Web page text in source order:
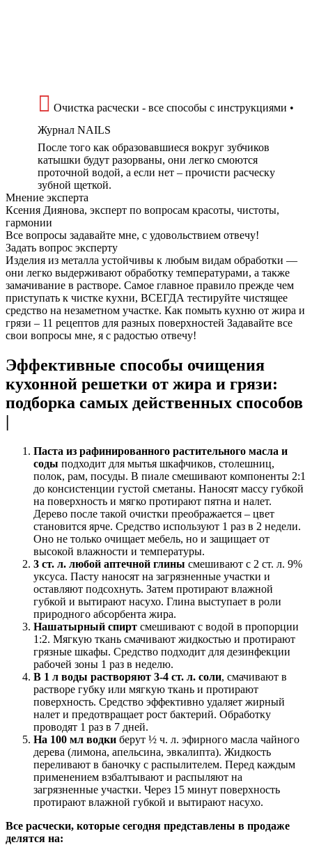
Очистка расчески - все способы с инструкциями •
Журнал NAILS
После того как образовавшиеся вокруг зубчиков
катышки будут разорваны, они легко смоются
проточной водой, а если нет – прочисти расческу
зубной щеткой.
Мнение эксперта
Ксения Диянова, эксперт по вопросам красоты, чистоты,
гармонии
Все вопросы задавайте мне, с удовольствием отвечу!
Задать вопрос эксперту
Изделия из металла устойчивы к любым видам обработки —
они легко выдерживают обработку температурами, а также
замачивание в растворе. Самое главное правило прежде чем
приступать к чистке кухни, ВСЕГДА тестируйте чистящее
средство на незаметном участке. Как помыть кухню от жира и
грязи – 11 рецептов для разных поверхностей Задавайте все
свои вопросы мне, я с радостью отвечу!
Эффективные способы очищения
кухонной решетки от жира и грязи:
подборка самых действенных способов
|
Паста из рафинированного растительного масла и
соды подходит для мытья шкафчиков, столешниц,
полок, рам, посуды. В пиале смешивают компоненты 2:1
до консистенции густой сметаны. Наносят массу губкой
на поверхность и мягко протирают пятна и налет.
Дерево после такой очистки преображается – цвет
становится ярче. Средство используют 1 раз в 2 недели.
Оно не только очищает мебель, но и защищает от
высокой влажности и температуры.
3 ст. л. любой аптечной глины смешивают с 2 ст. л. 9%
уксуса. Пасту наносят на загрязненные участки и
оставляют подсохнуть. Затем протирают влажной
губкой и вытирают насухо. Глина выступает в роли
природного абсорбента жира.
Нашатырный спирт смешивают с водой в пропорции
1:2. Мягкую ткань смачивают жидкостью и протирают
грязные шкафы. Средство подходит для дезинфекции
рабочей зоны 1 раз в неделю.
В 1 л воды растворяют 3-4 ст. л. соли, смачивают в
растворе губку или мягкую ткань и протирают
поверхность. Средство эффективно удаляет жирный
налет и предотвращает рост бактерий. Обработку
проводят 1 раз в 7 дней.
На 100 мл водки берут ½ ч. л. эфирного масла чайного
дерева (лимона, апельсина, эвкалипта). Жидкость
переливают в баночку с распылителем. Перед каждым
применением взбалтывают и распыляют на
загрязненные участки. Через 15 минут поверхность
протирают влажной губкой и вытирают насухо.
Все расчески, которые сегодня представлены в продаже
делятся на: